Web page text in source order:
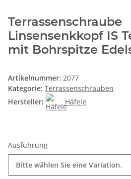
Terrassenschraube
Linsensenkkopf IS
mit Bohrspitze
Artikelnummer: 2077
Kategorie: Terrassenschrauben
Hersteller:
Häfele
Ausführung
Bitte wählen Sie eine Variation.